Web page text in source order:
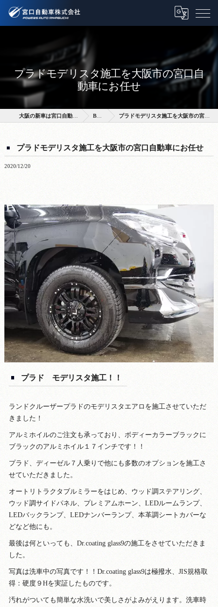
プラドモデリスタ施工を大阪市の宮口自
動車にお任せ
大阪の新車は宮口自動車株式会社 BLOG プラドモデリスタ施工を大阪市の宮口自動車にお任せ
プラドモデリスタ施工を大阪市の宮口自動車にお任せ
2020/12/20
プラド モデリスタ施工！！
ランドクルーザープラドのモデリスタエアロを施工させていただ
きました！
アルミホイルのご注文も承っており、ボディーカラーブラックに
ブラックのアルミホイル１７インチです！！
プラド、ディーゼル７人乗りで他にも多数のオプションを施工さ
せていただきました。
オートリトラクタブルミラーをはじめ、ウッド調ステアリング、
ウッド調サイドパネル、プレミアムホーン、LEDルームランプ、
LEDバックランプ、LEDナンバーランプ、本革調シートカバーな
どなど他にも。
最後は何といっても、Dr.coating glass9の施工をさせていただきま
した。
写真は洗車中の写真です！！Dr.coating glass9は極撥水、JIS規格取
得：硬度９Hを実証したものです。
汚れがついても簡単な水洗いで美しさがよみがえります。洗車時